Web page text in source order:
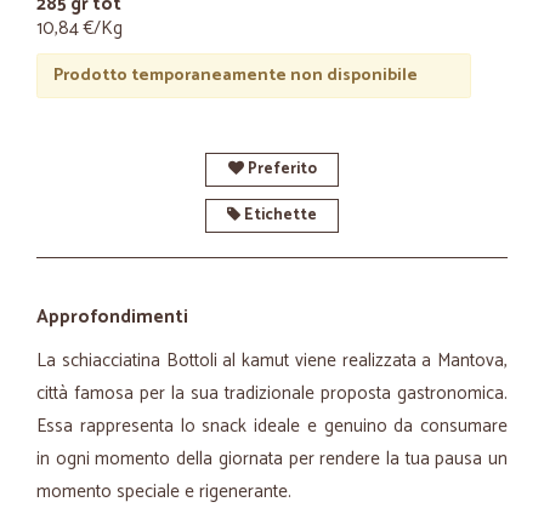
10,84 €/Kg
Prodotto temporaneamente non disponibile
Preferito
Etichette
Approfondimenti
La schiacciatina Bottoli al kamut viene realizzata a Mantova,
città famosa per la sua tradizionale proposta gastronomica.
Essa rappresenta lo snack ideale e genuino da consumare
in ogni momento della giornata per rendere la tua pausa un
momento speciale e rigenerante.